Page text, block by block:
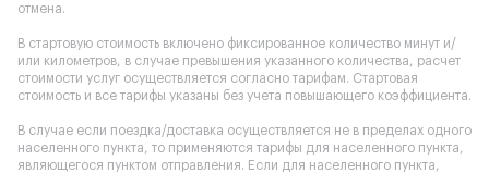
отмена.
В стартовую стоимость включено фиксированное количество минут и/
или километров, в случае превышения указанного количества, расчет
стоимости услуг осуществляется согласно тарифам. Стартовая
стоимость и все тарифы указаны без учета повышающего коэффициента.
В случае если поездка/доставка осуществляется не в пределах одного
населенного пункта, то применяются тарифы для населенного пункта,
являющегося пунктом отправления. Если для населенного пункта,